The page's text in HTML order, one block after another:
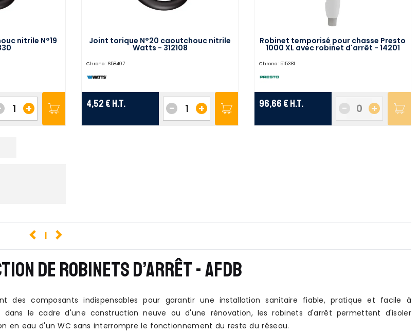
nitrile N°19
+
Joint torique N°20 caoutchouc nitrile
Watts - 312108
Chrono : 658407
4,52 € H.T. +
-
Robinet temporisé pour chasse Presto
1000 XL avec robinet d'arrêt - 14201
Chrono : 515381
96,66 € H.T. +
-
1
DE ROBINETS D’ARRÊT - AFDB
des composants indispensables pour garantir une installation sanitaire fiable, pratique et facile à
le cadre d'une construction neuve ou d'une rénovation, les robinets d'arrêt permettent d'isoler
en eau d'un WC sans interrompre le fonctionnement du reste du réseau.